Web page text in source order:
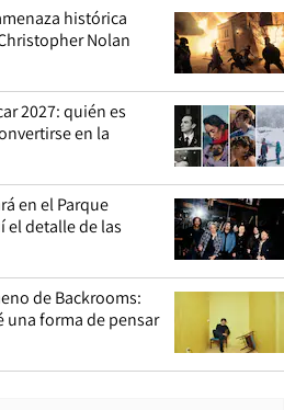
histórica
Nolan
2027: quién es
en la
en el Parque
el detalle de las
de Backrooms:
una forma de pensar